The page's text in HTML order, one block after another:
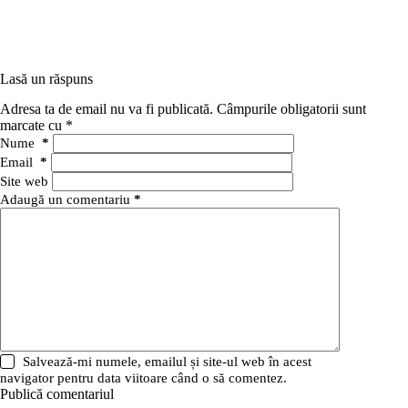
Lasă un răspuns
Adresa ta de email nu va fi publicată. Câmpurile obligatorii sunt
marcate cu *
Nume *
Email *
Site web
Adaugă un comentariu *
Salvează-mi numele, emailul și site-ul web în acest
navigator pentru data viitoare când o să comentez.
Publică comentariul